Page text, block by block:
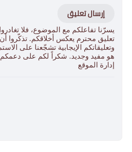
إرسال تعليق
يسرّنا تفاعلكم مع الموضوع، فلا
تعليق محترم يعكس أخلاقكم. تذكّروا
وتعليقاتكم الإيجابية تشجّعنا على
هو مفيد وجديد. شكراً لكم على دعمكم
إدارة الموقع